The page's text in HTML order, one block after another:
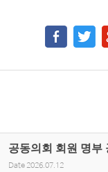
공동의회 회원 명부
Date 2026.07.12